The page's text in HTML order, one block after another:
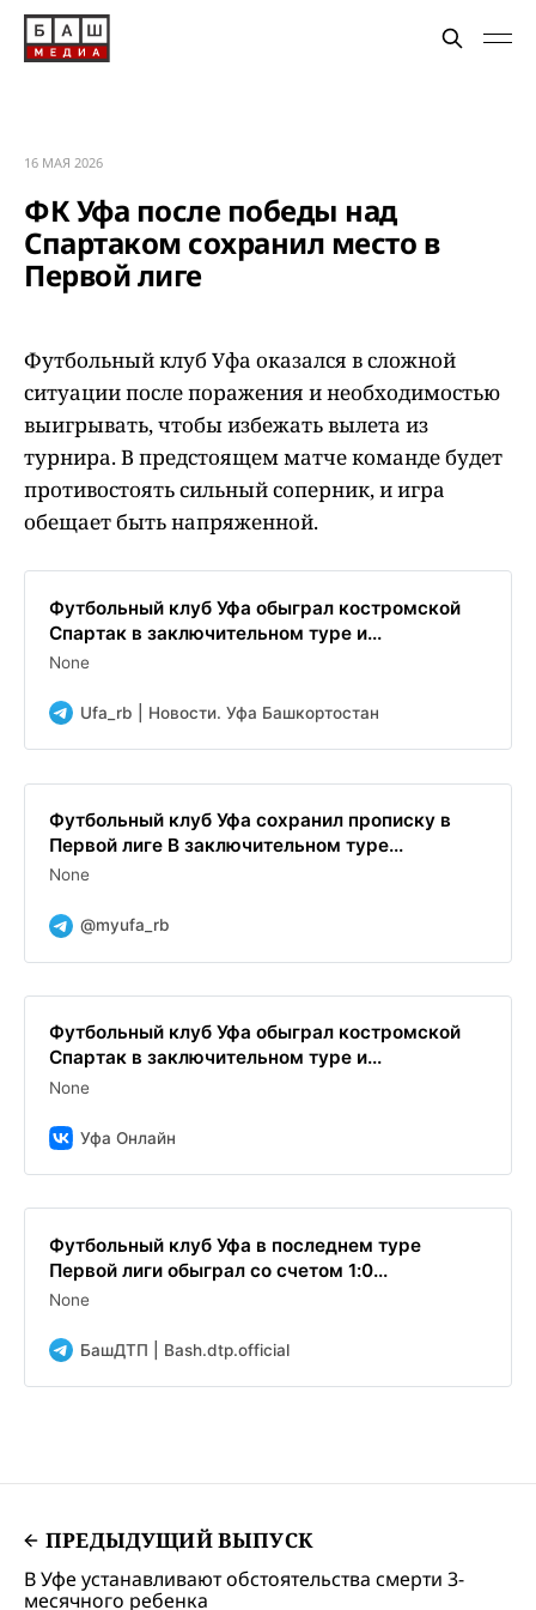
16 МАЯ 2026
ФК Уфа после победы над
Спартаком сохранил место в
Первой лиге
Футбольный клуб Уфа оказался в сложной
ситуации после поражения и необходимостью
выигрывать, чтобы избежать вылета из
турнира. В предстоящем матче команде будет
противостоять сильный соперник, и игра
обещает быть напряженной.
Футбольный клуб Уфа обыграл костромской
Спартак в заключительном туре и...
None
Ufa_rb | Новости. Уфа Башкортостан
Футбольный клуб Уфа сохранил прописку в
Первой лиге В заключительном туре...
None
@myufa_rb
Футбольный клуб Уфа обыграл костромской
Спартак в заключительном туре и...
None
Уфа Онлайн
Футбольный клуб Уфа в последнем туре
Первой лиги обыграл со счетом 1:0...
None
БашДТП | Bash.dtp.official
ПРЕДЫДУЩИЙ ВЫПУСК
В Уфе устанавливают обстоятельства смерти 3-
месячного ребенка